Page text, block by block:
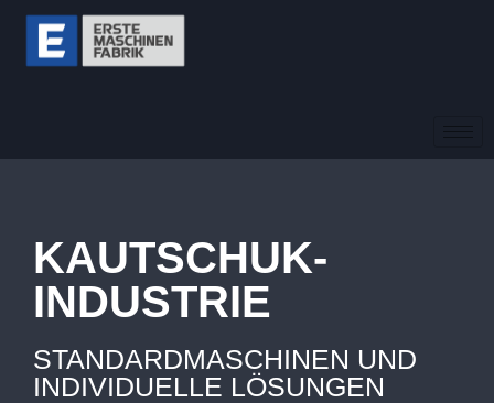
KAUTSCHUK-
INDUSTRIE
STANDARDMASCHINEN UND
INDIVIDUELLE LÖSUNGEN​